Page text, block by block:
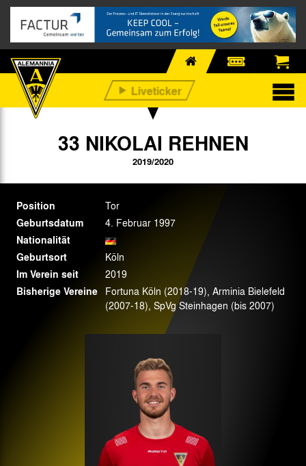
33 NIKOLAI REHNEN
2019/2020
Position Tor
Geburtsdatum 4. Februar 1997
Nationalität
Geburtsort
Köln
Im Verein seit 2019
Bisherige Vereine Fortuna Köln (2018-19), Arminia Bielefeld
(2007-18), SpVg Steinhagen (bis 2007)